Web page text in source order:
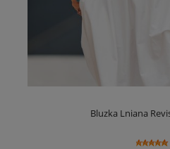
Bluzka Lniana